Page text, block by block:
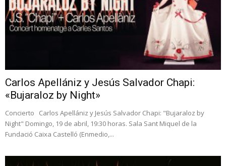
Carlos Apellániz y Jesús Salvador Chapi:
«Bujaraloz by Night»
Concierto Carlos Apellániz y Jesús Salvador Chapi: "Bujaraloz by
Night" Domingo, 19 de abril, 19:30 horas. Sala Sant Miquel de la
Fundació Caixa Castelló (Enmedio,...